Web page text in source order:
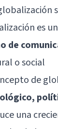
es
de
o social
de
una